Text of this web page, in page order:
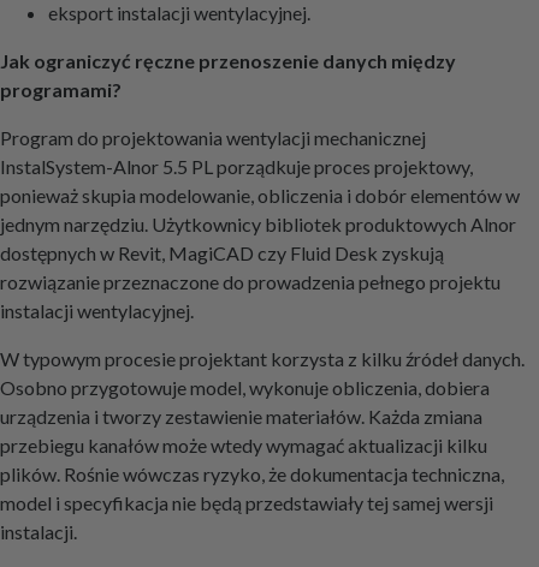
eksport instalacji wentylacyjnej.
Jak ograniczyć ręczne przenoszenie danych między
programami?
Program do projektowania wentylacji mechanicznej
InstalSystem-Alnor 5.5 PL porządkuje proces projektowy,
ponieważ skupia modelowanie, obliczenia i dobór elementów w
jednym narzędziu. Użytkownicy bibliotek produktowych Alnor
dostępnych w Revit, MagiCAD czy Fluid Desk zyskują
rozwiązanie przeznaczone do prowadzenia pełnego projektu
instalacji wentylacyjnej.
W typowym procesie projektant korzysta z kilku źródeł danych.
Osobno przygotowuje model, wykonuje obliczenia, dobiera
urządzenia i tworzy zestawienie materiałów. Każda zmiana
przebiegu kanałów może wtedy wymagać aktualizacji kilku
plików. Rośnie wówczas ryzyko, że dokumentacja techniczna,
model i specyfikacja nie będą przedstawiały tej samej wersji
instalacji.